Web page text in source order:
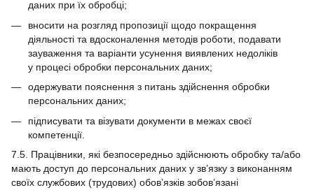
даних при їх обробці;
вносити на розгляд пропозиції щодо покращення
діяльності та вдосконалення методів роботи, подавати
зауваження та варіанти усунення виявлених недоліків
у процесі обробки персональних даних;
одержувати пояснення з питань здійснення обробки
персональних даних;
підписувати та візувати документи в межах своєї
компетенції.
7.5. Працівники, які безпосередньо здійснюють обробку та/або
мають доступ до персональних даних у зв’язку з виконанням
своїх службових (трудових) обов’язків зобов’язані